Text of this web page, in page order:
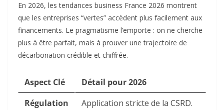
En 2026, les tendances business France 2026 montrent
que les entreprises “vertes” accèdent plus facilement aux
financements. Le pragmatisme l’emporte : on ne cherche
plus à être parfait, mais à prouver une trajectoire de
décarbonation crédible et chiffrée.
Aspect Clé
Détail pour 2026
Régulation
Application stricte de la CSRD.